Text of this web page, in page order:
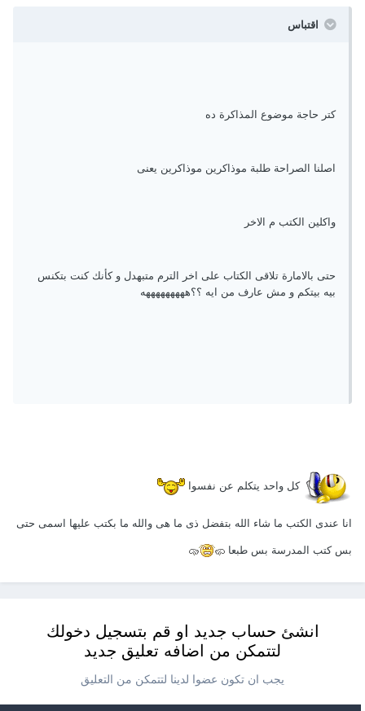
اقتباس
كتر حاجة موضوع المذاكرة ده
اصلنا الصراحة طلبة موذاكرين موذاكرين يعنى
واكلين الكتب م الاخر
حتى بالامارة تلاقى الكتاب على اخر الترم متبهدل و كأنك كنت بتكنس
بيه بيتكم و مش عارف من ايه ؟؟هههههههههه
كل واحد يتكلم عن نفسوا
انا عندى الكتب ما شاء الله بتفضل ذى ما هى والله ما بكتب عليها اسمى حتى
بس كتب المدرسة بس طبعا
انشئ حساب جديد او قم بتسجيل دخولك
لتتمكن من اضافه تعليق جديد
يجب ان تكون عضوا لدينا لتتمكن من التعليق